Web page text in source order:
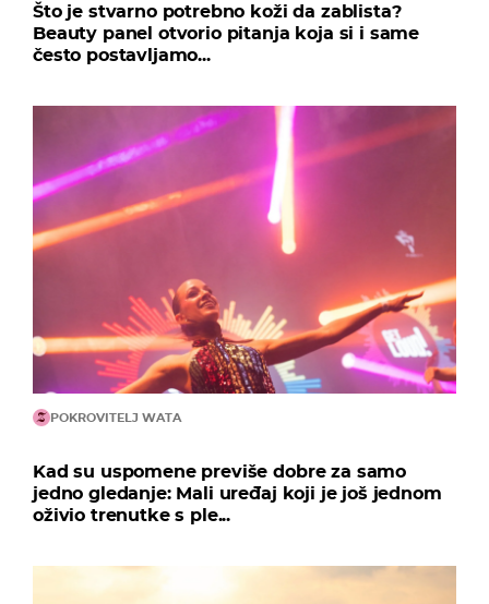
Što je stvarno potrebno koži da zablista?
Beauty panel otvorio pitanja koja si i same
često postavljamo...
POKROVITELJ WATA
Kad su uspomene previše dobre za samo
jedno gledanje: Mali uređaj koji je još jednom
oživio trenutke s ple...